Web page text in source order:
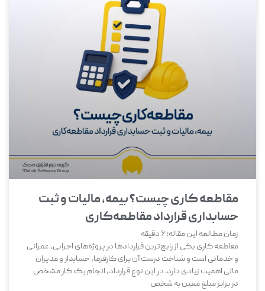
مقاطعه‌ کاری چیست؟ بیمه، مالیات و ثبت
حسابداری قرارداد مقاطعه‌کاری
زمان مطالعه این مقاله:6دقیقه
مقاطعه ‌کاری یکی از رایج‌ترین قراردادها در پروژه‌های اجرایی، عمرانی
و خدماتی است و شناخت درست آن برای کارفرما، حسابدار و مدیران
مالی اهمیت زیادی دارد. در این نوع قرارداد، انجام یک کار مشخص
در برابر مبلغ معین به شخص